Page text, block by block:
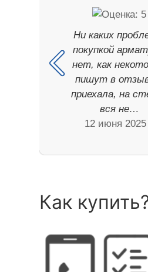
Ни каких
покупкой
нет, как
пишут в
приехала, на
вся не…
12 июня 2025
Как